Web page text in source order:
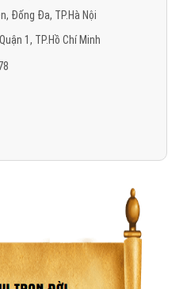
Đống Đa, TP.Hà Nội
1, TP.Hồ Chí Minh